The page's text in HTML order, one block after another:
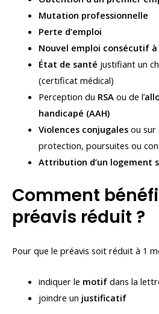
Mutation professionnelle
Perte d’emploi
Nouvel emploi consécutif
État de santé justifiant un
(certificat médical)
Perception du RSAou de l’
handicapé (AAH)
Violences conjugalesou sur
protection, poursuites ou
Attribution d’un logement
Comment
préavis réduit ?
Pour que le préavis soit réduit à 1
indiquer le motifdans la
joindre un justificatif